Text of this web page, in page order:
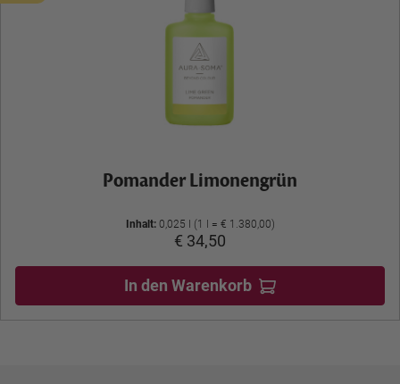
Pomander Limonengrün
Inhalt: 0,025 l (1 l = € 1.380,00)
€ 34,50
In den Warenkorb